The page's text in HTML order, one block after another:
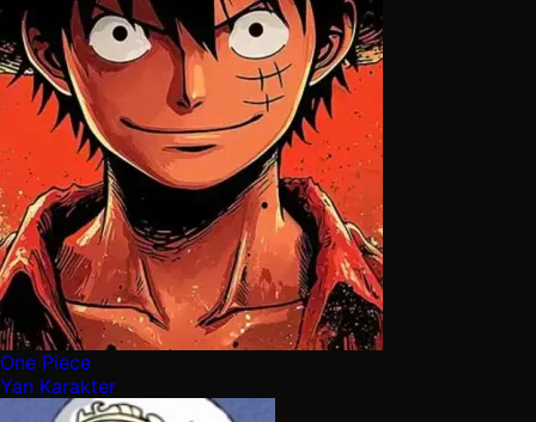
One Piece
Yan Karakter